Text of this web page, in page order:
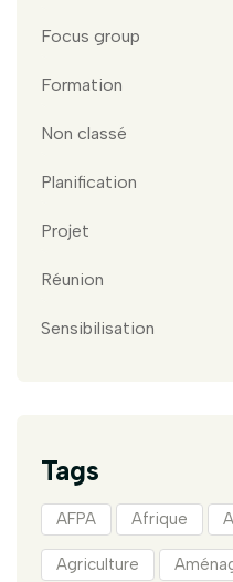
Focus group
Formation
Non classé
Planification
Projet
Réunion
Sensibilisation
Tags
AFPA Afrique
Agriculture